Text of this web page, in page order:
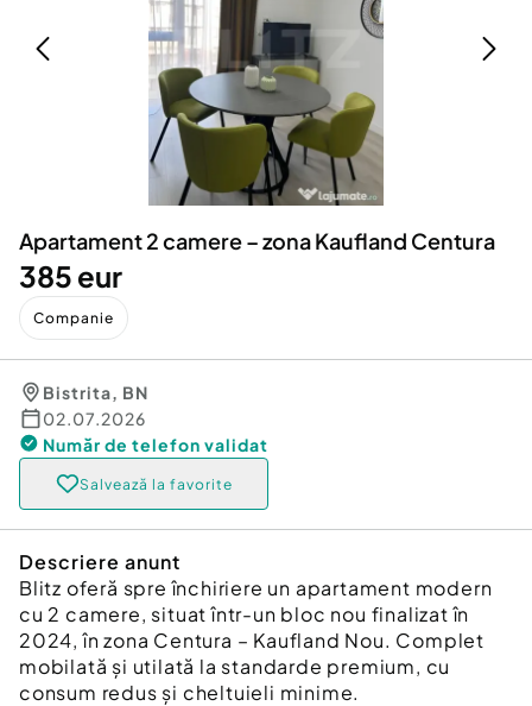
Servicii
Animale de companie
Afaceri și echipamente profesionale
Inchiriere Bunuri si Vehicule
Utilaje agricole si industriale
Piese auto si accesorii
Apartament 2 camere – zona Kaufland Centura
385 eur
Companie
Bistrita, BN
02.07.2026
Număr de telefon validat
Salvează la favorite
Descriere anunt
Blitz oferă spre închiriere un apartament modern
cu 2 camere, situat într-un bloc nou finalizat în
2024, în zona Centura – Kaufland Nou. Complet
mobilată și utilată la standarde premium, cu
consum redus și cheltuieli minime.